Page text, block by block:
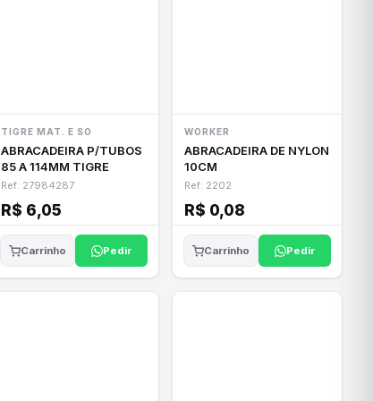
TIGRE MAT. E SO
ABRACADEIRA P/TUBOS
85 A 114MM TIGRE
Ref: 27984287
R$ 6,05
Carrinho Pedir
WORKER
ABRACADEIRA DE NYLON
10CM
Ref: 2202
R$ 0,08
Carrinho Pedir